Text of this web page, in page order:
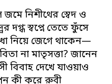
নিশীথের স্বেদ ও
দগ্ধ স্বপ্নে তেতে ফুঁসে
নিয়ে জেগে থাকেন—
না মাতৃসত্তা? জানেন
বিবাহ দেখে যাওয়াও
কী করে রুবী